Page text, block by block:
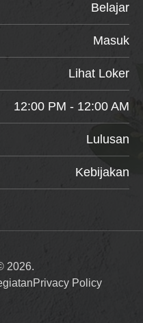
Belajar
Masuk
Lihat Loker
12:00 PM - 12:00 AM
Lulusan
Kebijakan
2026.
Privacy Policy